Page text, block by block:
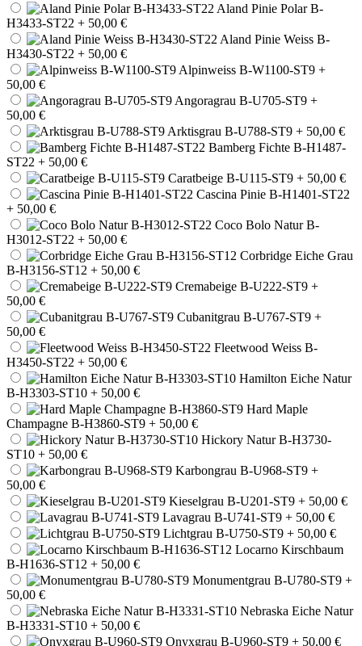
Aland Pinie Polar B-
H3433-ST22 + 50,00 €
Aland Pinie Weiss B-
H3430-ST22 + 50,00 €
Alpinweiss B-W1100-ST9 +
50,00 €
Angoragrau B-U705-ST9 +
50,00 €
Arktisgrau B-U788-ST9 + 50,00 €
Bamberg Fichte B-H1487-
ST22 + 50,00 €
Caratbeige B-U115-ST9 + 50,00 €
Cascina Pinie B-H1401-ST22
+ 50,00 €
Coco Bolo Natur B-
H3012-ST22 + 50,00 €
Corbridge Eiche Grau
B-H3156-ST12 + 50,00 €
Cremabeige B-U222-ST9 +
50,00 €
Cubanitgrau B-U767-ST9 +
50,00 €
Fleetwood Weiss B-
H3450-ST22 + 50,00 €
Hamilton Eiche Natur
B-H3303-ST10 + 50,00 €
Hard Maple
Champagne B-H3860-ST9 + 50,00 €
Hickory Natur B-H3730-
ST10 + 50,00 €
Karbongrau B-U968-ST9 +
50,00 €
Kieselgrau B-U201-ST9 + 50,00 €
Lavagrau B-U741-ST9 + 50,00 €
Lichtgrau B-U750-ST9 + 50,00 €
Locarno Kirschbaum
B-H1636-ST12 + 50,00 €
Monumentgrau B-U780-ST9 +
50,00 €
Nebraska Eiche Natur
B-H3331-ST10 + 50,00 €
Onyxgrau B-U960-ST9 + 50,00 €